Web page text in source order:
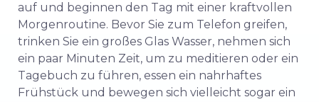
auf und beginnen den Tag mit einer kraftvollen
Morgenroutine. Bevor Sie zum Telefon greifen,
trinken Sie ein großes Glas Wasser, nehmen sich
ein paar Minuten Zeit, um zu meditieren oder ein
Tagebuch zu führen, essen ein nahrhaftes
Frühstück und bewegen sich vielleicht sogar ein